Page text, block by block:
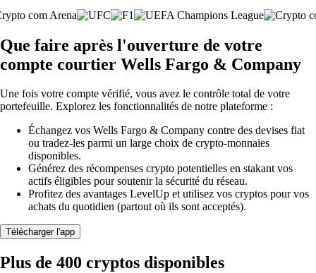
Que faire après l'ouverture de votre
compte courtier Wells Fargo & Company
Une fois votre compte vérifié, vous avez le contrôle total de votre
portefeuille. Explorez les fonctionnalités de notre plateforme :
Échangez vos Wells Fargo & Company contre des devises fiat
ou tradez-les parmi un large choix de crypto-monnaies
disponibles.
Générez des récompenses crypto potentielles en stakant vos
actifs éligibles pour soutenir la sécurité du réseau.
Profitez des avantages LevelUp et utilisez vos cryptos pour vos
achats du quotidien (partout où ils sont acceptés).
Télécharger l'app
Plus de 400 cryptos disponibles